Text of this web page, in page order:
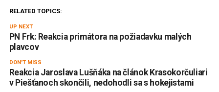
RELATED TOPICS:
UP NEXT
PN Frk: Reakcia primátora na požiadavku malých
plavcov
DON'T MISS
Reakcia Jaroslava Lušňáka na článok Krasokorčuliari
v Piešťanoch skončili, nedohodli sa s hokejistami